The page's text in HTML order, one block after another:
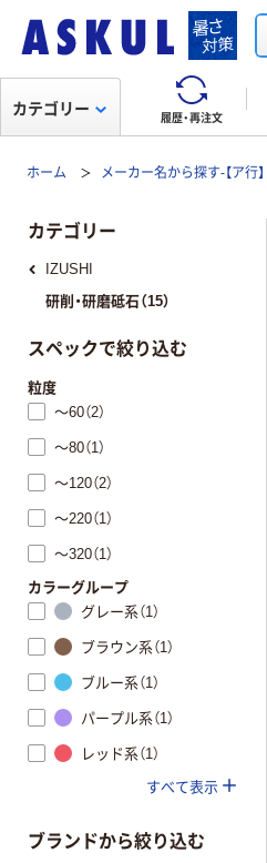
履歴・再注文
カテゴリー
ホーム メーカー名から探す-【ア行】
カテゴリー
IZUSHI
研削・研磨砥石（15）
スペックで絞り込む
粒度
～60（2）
～80（1）
～120（2）
～220（1）
～320（1）
カラーグループ
グレー系（1）
ブラウン系（1）
ブルー系（1）
パープル系（1）
レッド系（1）
すべて表示
ブランドから絞り込む